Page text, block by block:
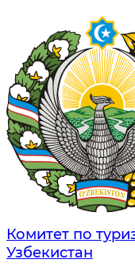
Комитет по
Узбекистан